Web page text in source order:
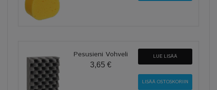
Pesusieni Vohveli
3,65 €
LUE LISÄÄ